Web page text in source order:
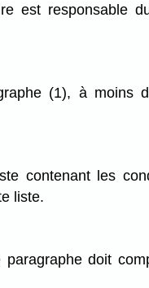
est responsable
(1), à moins
contenant les
liste.
doit